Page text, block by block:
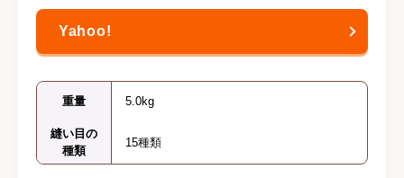
重量 5.0kg
縫い目の
種類
15種類